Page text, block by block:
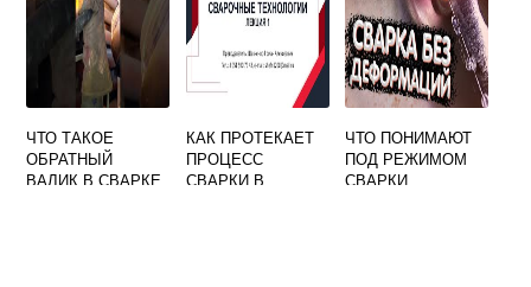
ЧТО ТАКОЕ
ОБРАТНЫЙ
ВАЛИК В СВАРКЕ
КАК ПРОТЕКАЕТ
ПРОЦЕСС
СВАРКИ В
ЧТО ПОНИМАЮТ
ПОД РЕЖИМОМ
СВАРКИ